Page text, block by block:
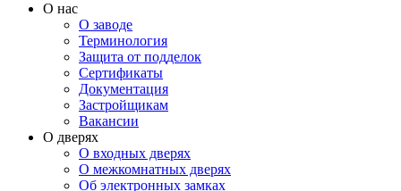
О нас
О заводе
Терминология
Защита от подделок
Сертификаты
Документация
Застройщикам
Вакансии
О дверях
О входных дверях
О межкомнатных дверях
Об электронных замках